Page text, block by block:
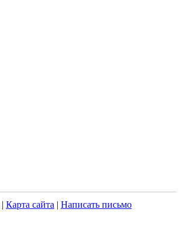
| Карта сайта | Написать письмо